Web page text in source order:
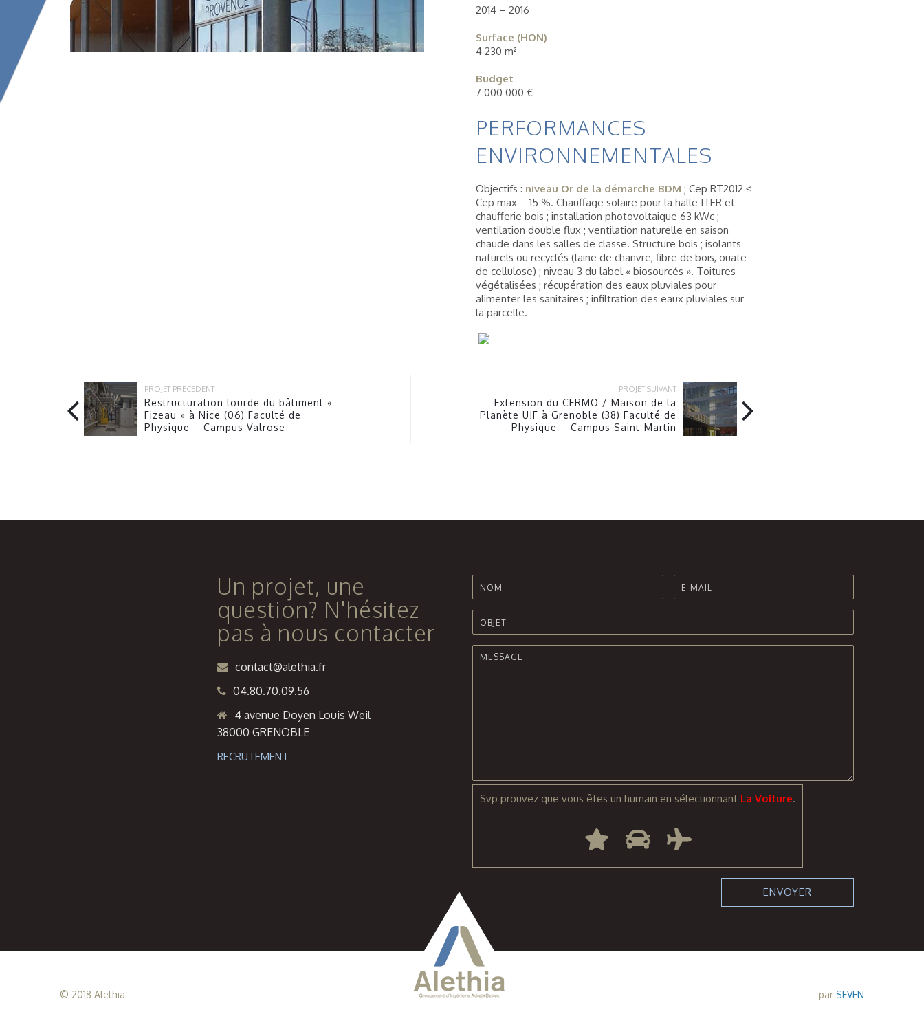
2014 – 2016
Surface (HON)
4 230 m²
Budget
7 000 000 €
PERFORMANCES
ENVIRONNEMENTALES
Objectifs : niveau Or de la démarche BDM ; Cep RT2012 ≤
Cep max – 15 %. Chauffage solaire pour la halle ITER et
chaufferie bois ; installation photovoltaique 63 kWc ;
ventilation double flux ; ventilation naturelle en saison
chaude dans les salles de classe. Structure bois ; isolants
naturels ou recyclés (laine de chanvre, fibre de bois, ouate
de cellulose) ; niveau 3 du label « biosourcés ». Toitures
végétalisées ; récupération des eaux pluviales pour
alimenter les sanitaires ; infiltration des eaux pluviales sur
la parcelle.
PROJET PRÉCÉDENT
Restructuration lourde du bâtiment «
Fizeau » à Nice (06) Faculté de
Physique – Campus Valrose
PROJET SUIVANT
Extension du CERMO / Maison de la
Planète UJF à Grenoble (38) Faculté de
Physique – Campus Saint-Martin
Un projet, une
question? N'hésitez
pas à nous contacter
contact@alethia.fr
04.80.70.09.56
4 avenue Doyen Louis Weil
38000 GRENOBLE
RECRUTEMENT
Svp prouvez que vous êtes un humain en sélectionnant La Voiture.
© 2018 Alethia par SEVEN